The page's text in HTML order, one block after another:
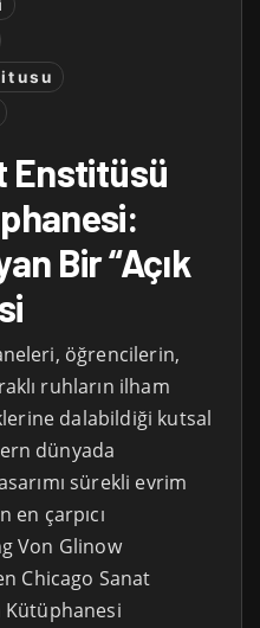
Enstitüsü
Bir “Açık
öğrencilerin,
ruhların ilham
dalabildiği kutsal
dünyada
sürekli evrim
en çarpıcı
Von Glinow
Chicago Sanat
Kütüphanesi